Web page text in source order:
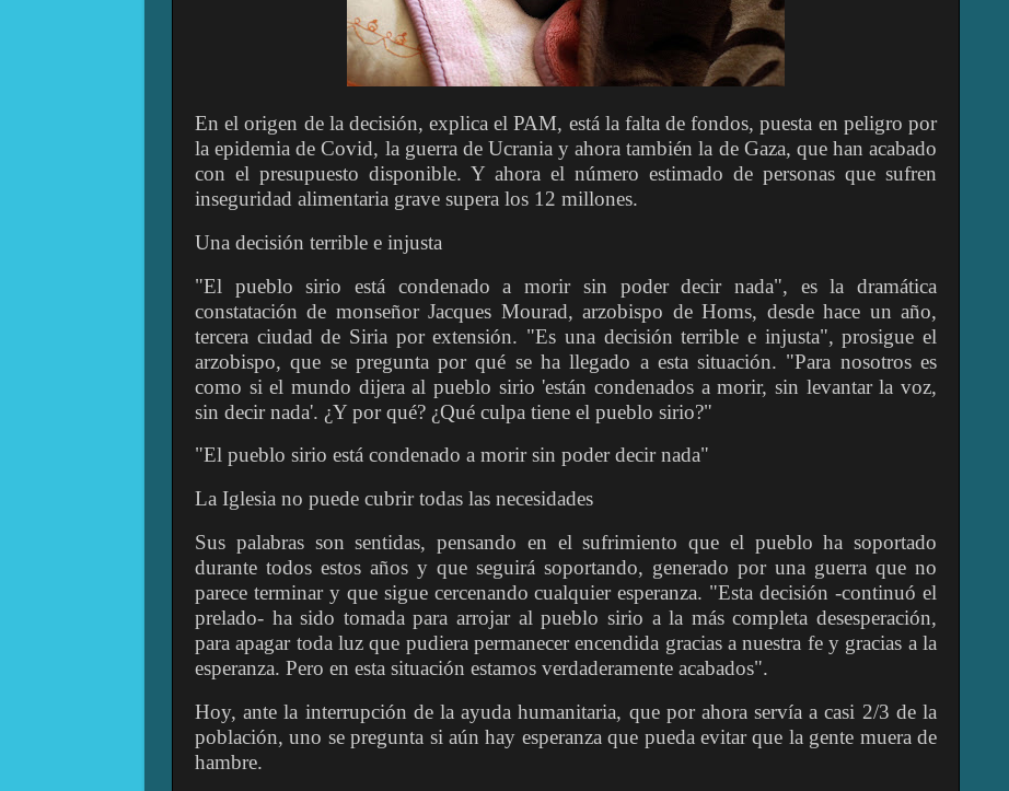
En el origen de la decisión, explica el PAM, está la falta de fondos, puesta en peligro por
la epidemia de Covid, la guerra de Ucrania y ahora también la de Gaza, que han acabado
con el presupuesto disponible. Y ahora el número estimado de personas que sufren
inseguridad alimentaria grave supera los 12 millones.
Una decisión terrible e injusta
"El pueblo sirio está condenado a morir sin poder decir nada", es la dramática
constatación de monseñor Jacques Mourad, arzobispo de Homs, desde hace un año,
tercera ciudad de Siria por extensión. "Es una decisión terrible e injusta", prosigue el
arzobispo, que se pregunta por qué se ha llegado a esta situación. "Para nosotros es
como si el mundo dijera al pueblo sirio 'están condenados a morir, sin levantar la voz,
sin decir nada'. ¿Y por qué? ¿Qué culpa tiene el pueblo sirio?"
"El pueblo sirio está condenado a morir sin poder decir nada"
La Iglesia no puede cubrir todas las necesidades
Sus palabras son sentidas, pensando en el sufrimiento que el pueblo ha soportado
durante todos estos años y que seguirá soportando, generado por una guerra que no
parece terminar y que sigue cercenando cualquier esperanza. "Esta decisión -continuó el
prelado- ha sido tomada para arrojar al pueblo sirio a la más completa desesperación,
para apagar toda luz que pudiera permanecer encendida gracias a nuestra fe y gracias a la
esperanza. Pero en esta situación estamos verdaderamente acabados".
Hoy, ante la interrupción de la ayuda humanitaria, que por ahora servía a casi 2/3 de la
población, uno se pregunta si aún hay esperanza que pueda evitar que la gente muera de
hambre.